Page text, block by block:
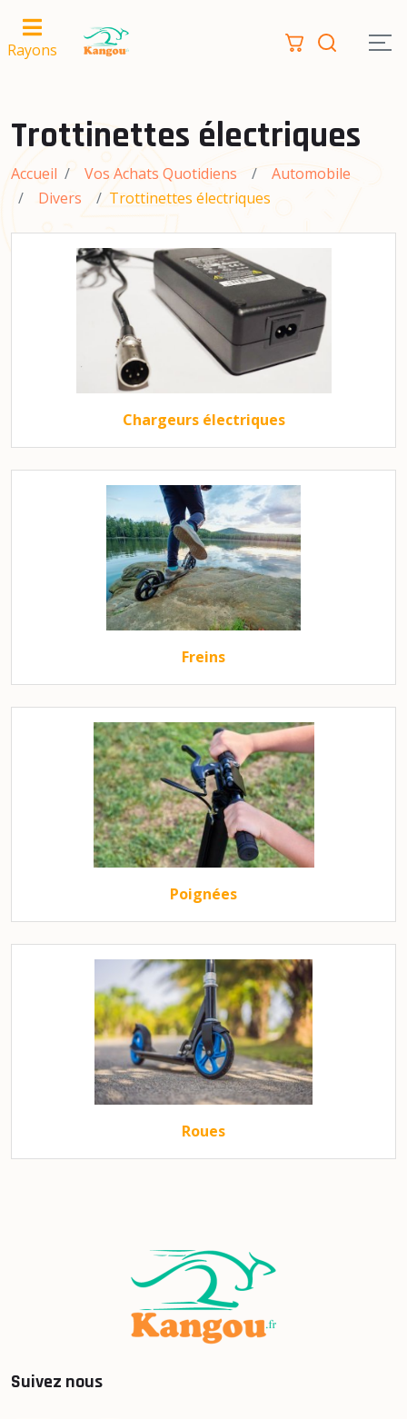
Rayons
Trottinettes électriques
Accueil Vos Achats Quotidiens
Automobile
Divers
Trottinettes électriques
Chargeurs électriques
Freins
Poignées
Roues
Suivez nous